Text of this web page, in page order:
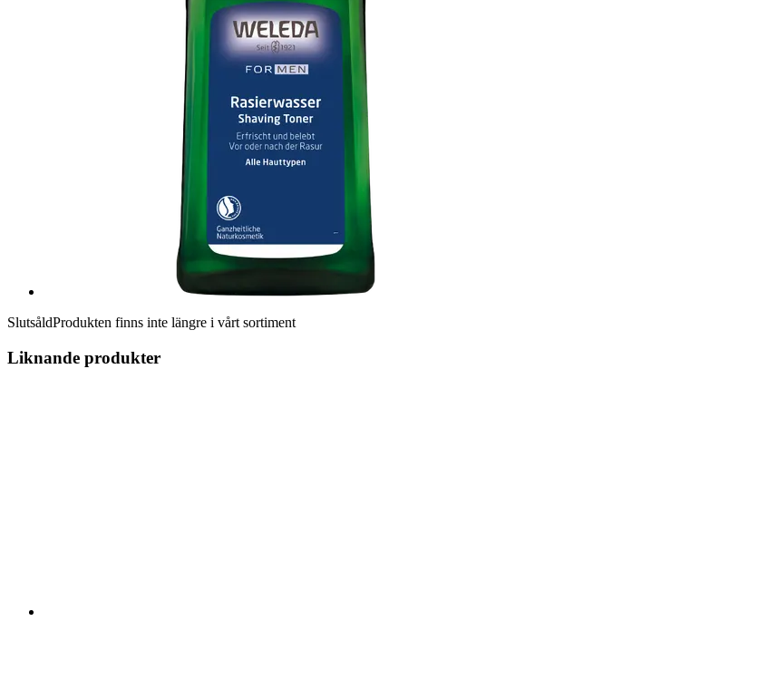
SlutsåldProdukten finns inte längre i vårt sortiment
Liknande produkter